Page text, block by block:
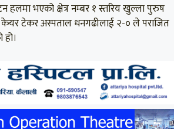
हलमा भएको क्षेत्र नम्बर १ स्तरिय खुल्ला पुरुष
टेकर अस्पताल धनगढीलाई २-० ले पराजित